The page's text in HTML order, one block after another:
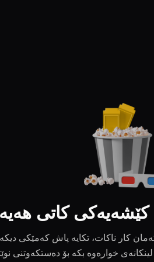
کاتی
کار ناکات، تکایە پاش کەمێکی دیکە
خوارەوە بکە بۆ دەستکەوتنی